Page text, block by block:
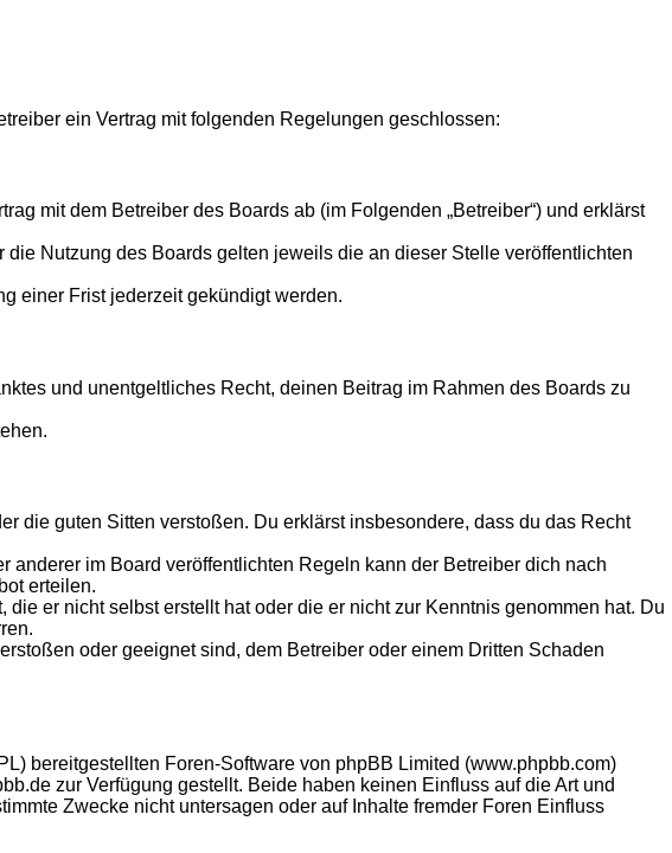
ein Vertrag mit folgenden Regelungen geschlossen:
mit dem Betreiber des Boards ab (im Folgenden „Betreiber“) und erklärst
Nutzung des Boards gelten jeweils die an dieser Stelle veröffentlichten
einer Frist jederzeit gekündigt werden.
und unentgeltliches Recht, deinen Beitrag im Rahmen des Boards zu
die guten Sitten verstoßen. Du erklärst insbesondere, dass du das Recht
im Board veröffentlichten Regeln kann der Betreiber dich nach
erteilen.
er nicht selbst erstellt hat oder die er nicht zur Kenntnis genommen hat. Du
oder geeignet sind, dem Betreiber oder einem Dritten Schaden
bereitgestellten Foren-Software von phpBB Limited (www.phpbb.com)
zur Verfügung gestellt. Beide haben keinen Einfluss auf die Art und
Zwecke nicht untersagen oder auf Inhalte fremder Foren Einfluss